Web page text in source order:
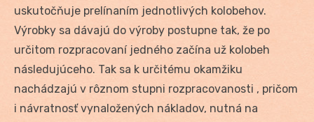
uskutočňuje prelínaním jednotlivých kolobehov.
Výrobky sa dávajú do výroby postupne tak, že po
určitom rozpracovaní jedného začína už kolobeh
následujúceho. Tak sa k určitému okamžiku
nachádzajú v rôznom stupni rozpracovanosti , pričom
i návratnosť vynaložených nákladov, nutná na